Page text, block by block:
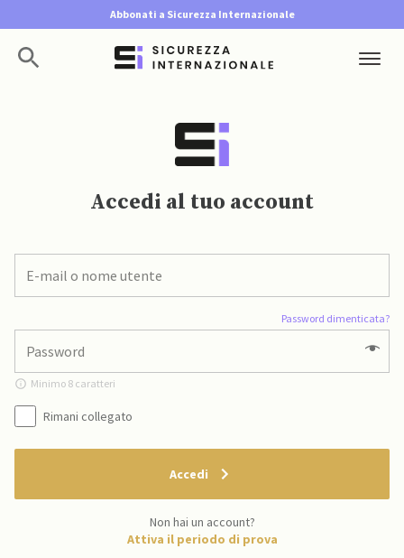
Abbonati a Sicurezza Internazionale
Accedi al tuo account
Password dimenticata?
Minimo 8 caratteri
Rimani collegato
Accedi
Non hai un account?
Attiva il periodo di prova